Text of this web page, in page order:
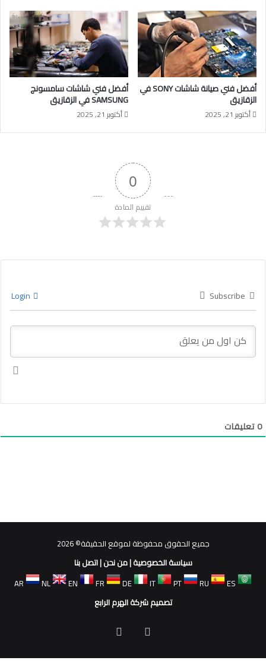
أفضل فني صيانة شاشات SONY في
الزقازيق
أكتوبر 21, 2025
أفضل فني شاشات سامسونج
SAMSUNG في الزقازيق
أكتوبر 21, 2025
0
تقييم المادة
Subscribe
0تعليقات
جميع الحقوق محفوظة لموقع الحقيقة© 2026
سياسة الخصوصية|من نحن|اتصل بنا
AR
NL EN FR DE IT PT RU
ES
تصميم شركة الهرم الرابع
فيسبوك
الموقع